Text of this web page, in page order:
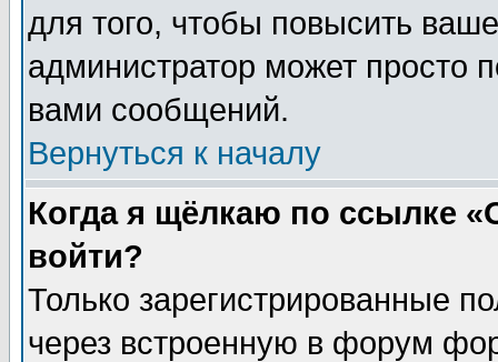
для того, чтобы повысить
администратор может просто
вами сообщений.
Вернуться к началу
Когда я щёлкаю по ссылке
войти?
Только зарегистрированные
через встроенную в форум